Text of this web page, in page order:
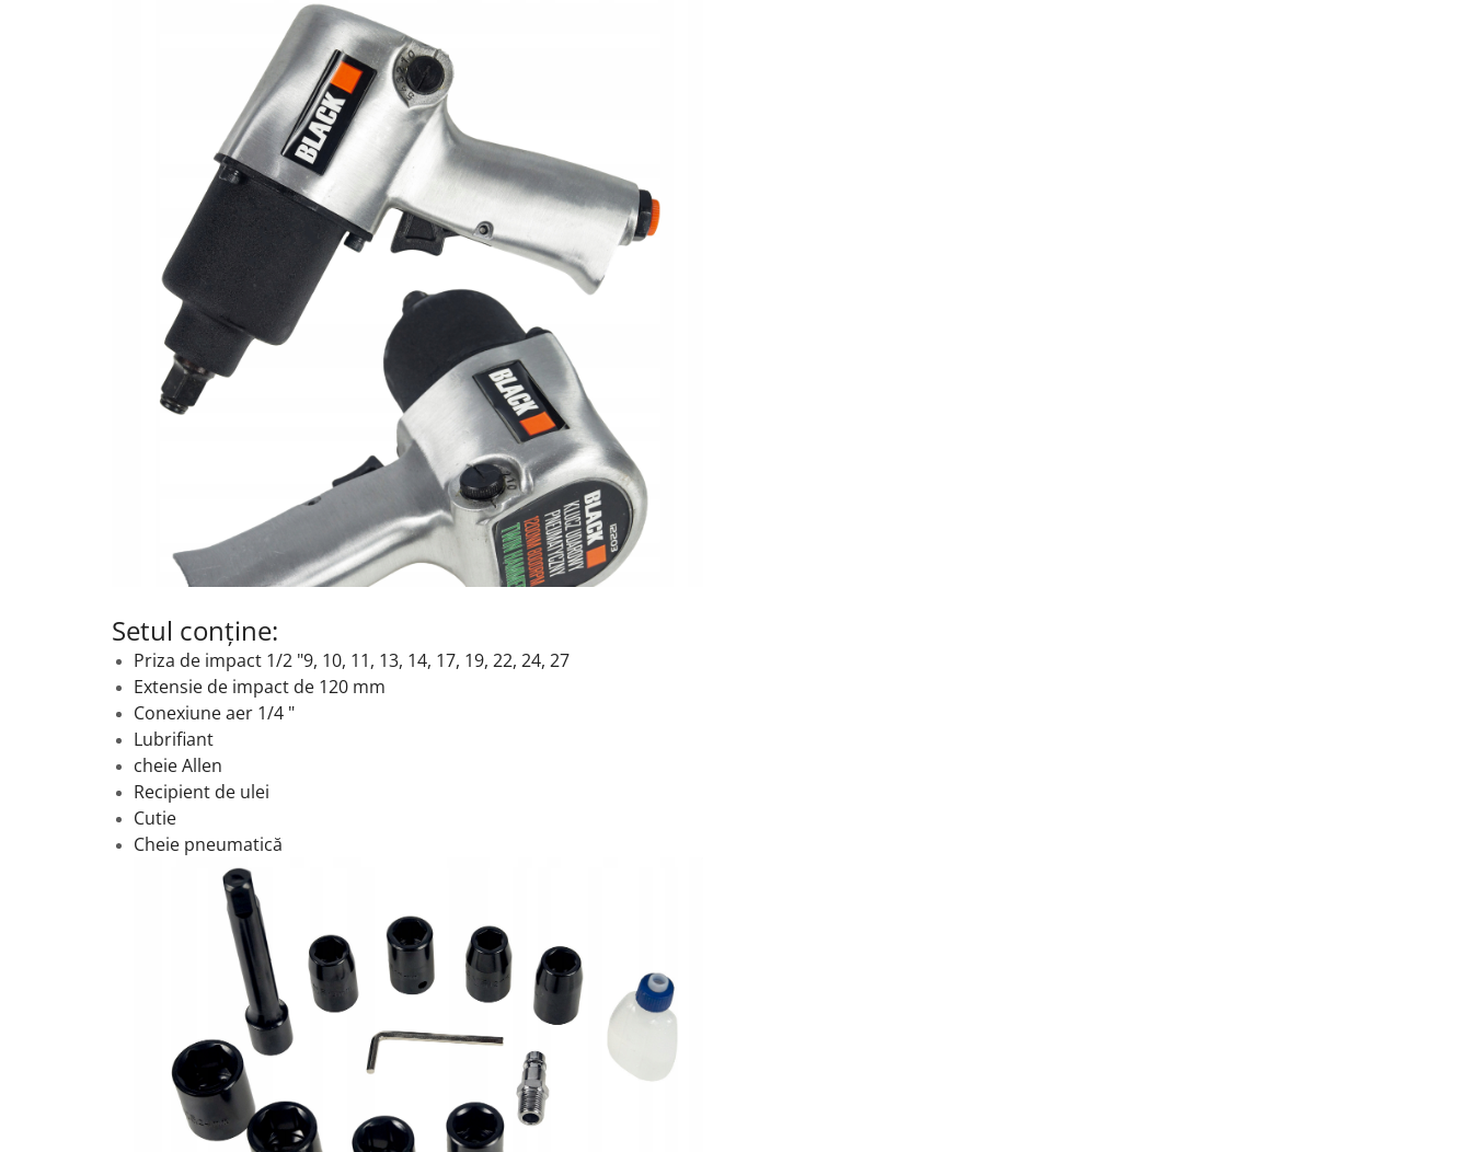
Setul conține:
Priza de impact 1/2 "9, 10, 11, 13, 14, 17, 19, 22, 24, 27
Extensie de impact de 120 mm
Conexiune aer 1/4 "
Lubrifiant
cheie Allen
Recipient de ulei
Cutie
Cheie pneumatică